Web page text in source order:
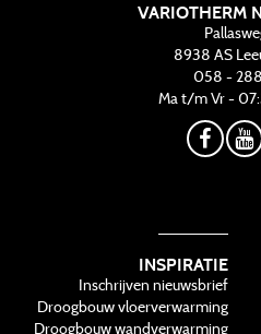
VARIOTHERM
8938 AS
058 -
Ma t/m Vr -
INSPIRATIE
Inschrijven nieuwsbrief
Droogbouw vloerverwarming
Droogbouw wandverwarming